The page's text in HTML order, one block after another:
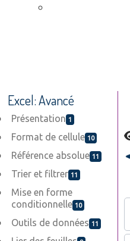
Excel: Avancé
Présentation 1
Format de cellule 10
Référence absolue 11
Trier et filtrer 11
Mise en forme
conditionnelle 10
Outils de données 11